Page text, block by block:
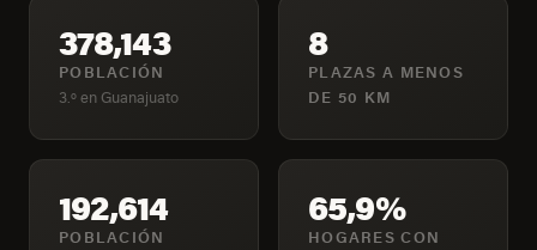
378,143
POBLACIÓN
3.º en Guanajuato
8
PLAZAS A MENOS
DE 50 KM
192,614
POBLACIÓN
65,9%
HOGARES CON